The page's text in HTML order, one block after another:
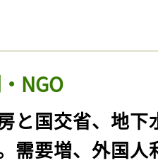
NGO
と国交省、地下
需要増、外国人